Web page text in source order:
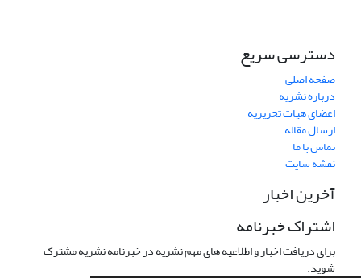
دسترسی سریع
صفحه اصلی
درباره نشریه
اعضای هیات تحریریه
ارسال مقاله
تماس با ما
نقشه سایت
آخرین اخبار
اشتراک خبرنامه
برای دریافت اخبار و اطلاعیه های مهم نشریه در خبرنامه نشریه مشترک
شوید.